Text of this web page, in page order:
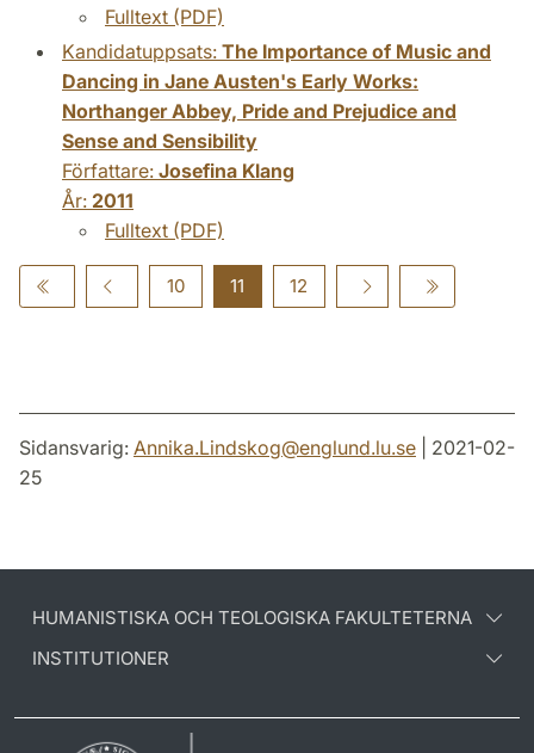
Fulltext (PDF)
Kandidatuppsats: The Importance of Music and
Dancing in Jane Austen's Early Works:
Northanger Abbey, Pride and Prejudice and
Sense and Sensibility
Författare: Josefina Klang
År: 2011
Fulltext (PDF)
10 11 12
Sidansvarig: Annika.Lindskog@englund.lu.se | 2021-02-
25
HUMANISTISKA OCH TEOLOGISKA FAKULTETERNA
INSTITUTIONER